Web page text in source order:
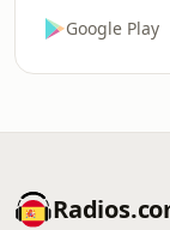
Google Play